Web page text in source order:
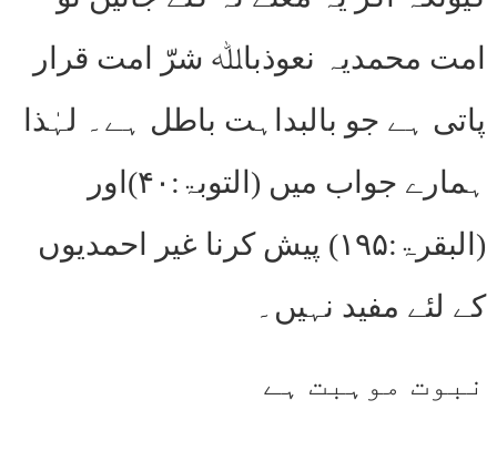
امت محمدیہ نعوذباﷲ شرّ امت قرار
پاتی ہے جو بالبداہت باطل ہے۔ لہٰذا
ہمارے جواب میں (التوبۃ:۴۰)اور
(البقرۃ:۱۹۵) پیش کرنا غیر احمدیوں
کے لئے مفید نہیں۔
نبوت موہبت ہے